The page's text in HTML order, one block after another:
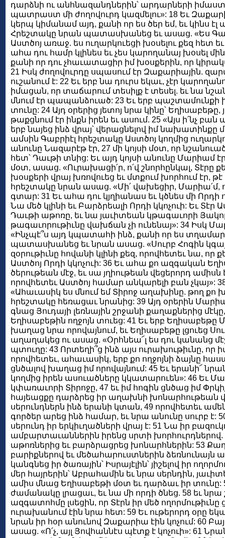
դարձնի ու անհնազանդներին՝ արդարների
պատրաստ մի ժողովուրդ կազմելու»: 18 Եւ
կերպ կիմանամ այդ, քանի որ ես ծեր եմ, եւ կինս
Հրեշտակը նրան պատասխանեց եւ ասաց. «Ես
Աստծոյ առաջ. ես ուղարկուեցի խօսելու քեզ հետ
ահա դու համր կլինես եւ չես կարողանայ խօսել
քանի որ դու չհաւատացիր իմ խօսքերին, որ
21 Իսկ ժողովուրդը սպասում էր Զաքարիային.
ուշանում է: 22 Եւ երբ նա դուրս եկաւ, չէր
իմացան, որ տաճարում տեսիլք է տեսել. եւ նա
մնում էր պապանձուած: 23 Եւ երբ պաշտամունքի
տունը: 24 Այդ օրերից յետոյ նրա կինը՝
թաքցնում էր ինքն իրեն եւ ասում. 25 «Այս ի՛նչ բան
երբ նայեց ինձ վրայ՝ վերացնելով իմ նախատինքը
ամսին Գաբրիէլ հրեշտակը Աստծոյ կողմից
անունը Նազարէթ էր, 27 մի կոյսի մօտ, որ
հետ՝ Դաւթի տնից: Եւ այդ կոյսի անունը Մարիամ
մօտ, ասաց. «Ուրախացի՛ր, ո՛վ շնորհընկալ, Տէրը
խօսքերի վրայ խռովուեց եւ մտքում խորհում էր, թէ
հրեշտակը նրան ասաց. «Մի՛ վախեցիր, Մարիա՛մ,
գտար: 31 Եւ ահա դու կյղիանաս եւ կծնես մի Որդի
Նա մեծ կլինի եւ Բարձրեալի Որդի կկոչուի: Եւ
Դաւթի աթոռը, եւ նա յաւիտեան կթագաւորի
թագաւորութիւնը վախճան չի ունենայ»: 34 Իսկ
«Ինչպէ՞ս այդ կպատահի ինձ, քանի որ ես
պատասխանեց եւ նրան ասաց. «Սուրբ Հոգին կգայ
զօրութիւնը հովանի կլինի քեզ, որովհետեւ նա, որ
Աստծոյ Որդի կկոչուի: 36 Եւ ահա քո ազգական
ծերութեան մէջ, եւ սա յղիութեան վեցերորդ ամիսն
որովհետեւ Աստծոյ համար անկարելի բան չկայ»:
«Ահաւասիկ ես մնում եմ Տիրոջ աղախինը. թող քո
հրեշտակը հեռացաւ նրանից: 39 Այդ օրերին
գնաց Յուդայի լեռնային շրջանի քաղաքներից
Եղիսաբեթին ողջոյն տուեց: 41 Եւ երբ Եղիսաբեթը
խաղաց նրա որովայնում, եւ Եղիսաբեթը լցուեց
աղաղակեց ու ասաց. «Օրհնեա՜լ ես դու կանանց
պտուղը: 43 Որտեղի՞ց ինձ այս ուրախութիւնը, որ
որովհետեւ, ահաւասիկ, երբ քո ողջոյնի ձայնը
ցնծալով խաղաց իմ որովայնում: 45 Եւ երանի՜
կողմից իրեն ասուածները կկատարուեն»: 46 Եւ
կփառաւորի Տիրոջը, 47 եւ իմ հոգին ցնծաց իմ
հայեացքը դարձրեց իր աղախնի խոնարհութեան
սերունդներն ինձ երանի կտան, 49 որովհետեւ
գործեր արեց ինձ համար, եւ նրա անունը սուրբ է:
սերունդ իր երկիւղածների վրայ է: 51 Նա իր
ամբարտաւաններին իրենց սրտի խորհուրդներով.
աթոռներից եւ բարձրացրեց խոնարհներին: 53
բարիքներով եւ մեծահարուստներին
կանգնեց իր ծառային՝ Իսրայէլին՝ յիշելով իր
մեր հայրերին՝ Աբրահամին եւ նրա սերնդին,
ամիս մնաց Եղիսաբեթի մօտ եւ դարձաւ իր տունը:
ժամանակը լրացաւ, եւ նա մի որդի ծնեց. 58 եւ նրա
ազգատոհմը լսեցին, որ Տէրն իր մեծ
ուրախանում էին նրա հետ: 59 Եւ ութերորդ օրը
նրան իր հօր անունով Զաքարիա էին կոչում: 60
ասաց. «Ո՛չ, այլ Յովհաննէս պէտք է կոչուի»: 61